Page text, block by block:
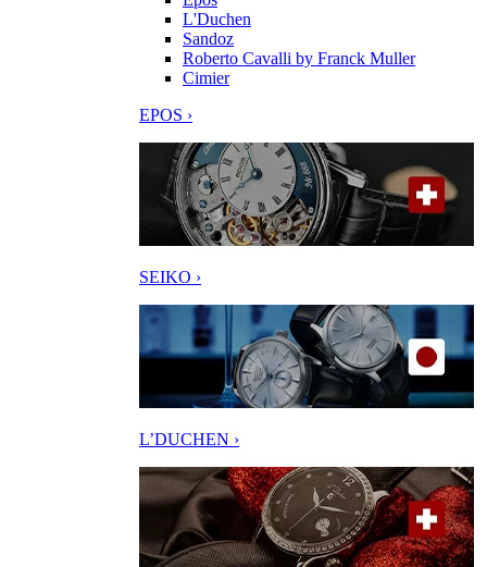
L'Duchen
Sandoz
Roberto Cavalli by Franck Muller
Cimier
EPOS ›
SEIKO ›
L’DUCHEN ›